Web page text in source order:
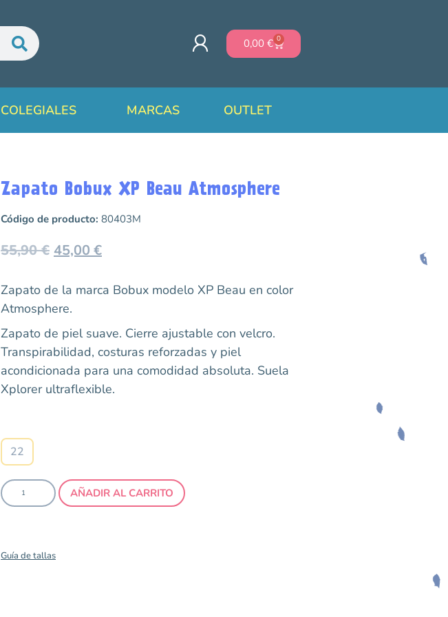
0,00 € 0
COLEGIALES MARCAS OUTLET
Zapato Bobux XP Beau Atmosphere
Código de producto: 80403M
55,90€ 45,00 €
Zapato de la marca Bobux modelo XP Beau en color
Atmosphere.
Zapato de piel suave. Cierre ajustable con velcro.
Transpirabilidad, costuras reforzadas y piel
acondicionada para una comodidad absoluta. Suela
Xplorer ultraflexible.
22
AÑADIR AL CARRITO
Guía de tallas